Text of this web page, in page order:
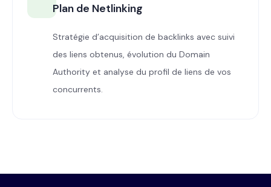
Plan de Netlinking
Stratégie d’acquisition de backlinks avec suivi
des liens obtenus, évolution du Domain
Authority et analyse du profil de liens de vos
concurrents.